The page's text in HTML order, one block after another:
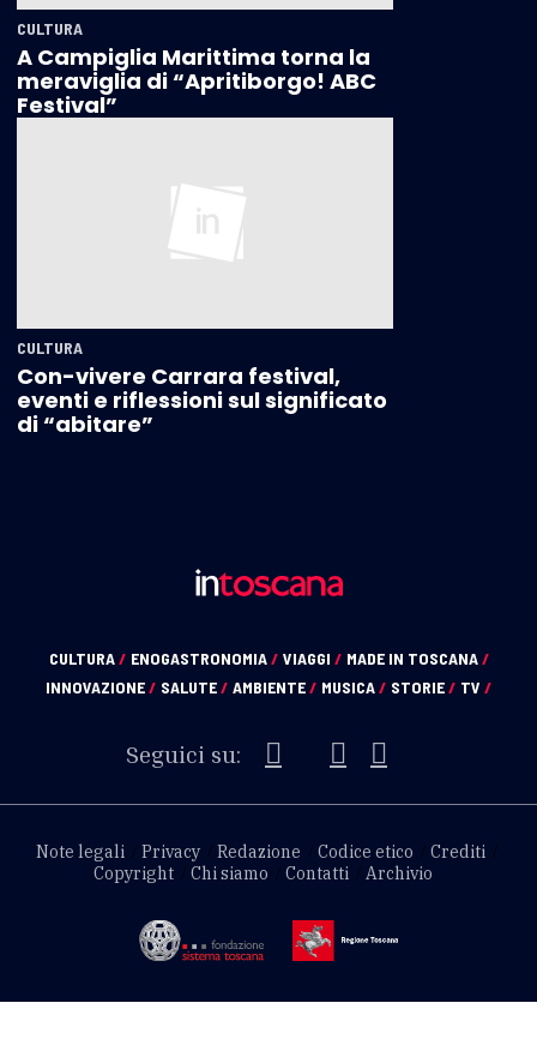
CULTURA
A Campiglia Marittima torna la
meraviglia di “Apritiborgo! ABC
Festival”
CULTURA
Con-vivere Carrara festival,
eventi e riflessioni sul significato
di “abitare”
CULTURA/ ENOGASTRONOMIA/ VIAGGI / MADE IN TOSCANA/
INNOVAZIONE/ SALUTE/ AMBIENTE/ MUSICA/ STORIE/ TV /
Seguici su:
Note legali Privacy Redazione Codice etico
Crediti
Copyright
Chi siamo Contatti Archivio